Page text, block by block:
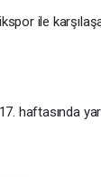
ile
haftasında